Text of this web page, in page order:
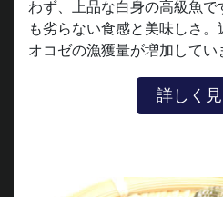
も劣らない食感と美味しさ
オコゼの漁獲量が増加してい
詳しく